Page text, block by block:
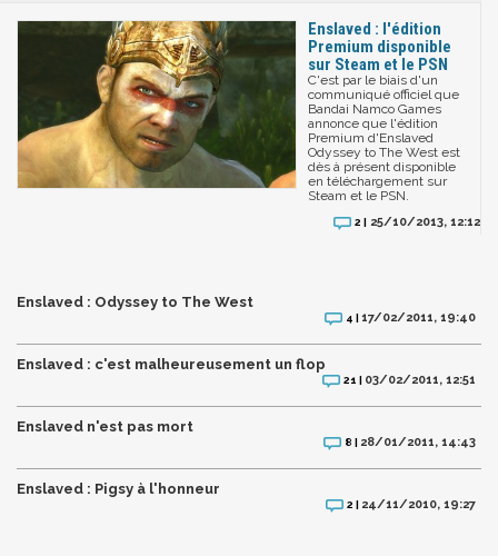
Enslaved : l'édition
Premium disponible
sur Steam et le PSN
C'est par le biais d'un
communiqué officiel que
Bandai Namco Games
annonce que l'édition
Premium d'Enslaved
Odyssey to The West est
dès à présent disponible
en téléchargement sur
Steam et le PSN.
2 | 25/10/2013, 12:12
Enslaved : Odyssey to The West
4 |17/02/2011, 19:40
Enslaved : c'est malheureusement un flop
21 | 03/02/2011, 12:51
Enslaved n'est pas mort
8 | 28/01/2011, 14:43
Enslaved : Pigsy à l'honneur
2 | 24/11/2010, 19:27